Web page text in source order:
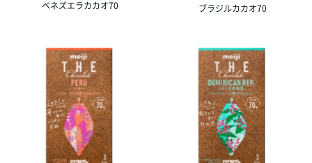
ベネズエラカカオ70 ブラジルカカオ70